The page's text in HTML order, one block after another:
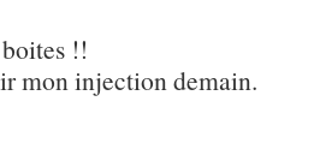
!!
mon injection demain.